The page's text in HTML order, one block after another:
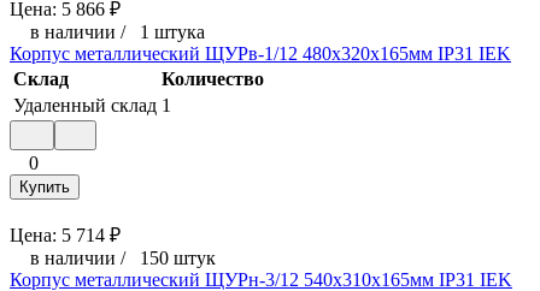
Цена: 5 866 ₽
в наличии / 1 штука
Корпус металлический ЩУРв-1/12 480х320х165мм IP31 IEK
Склад
Количество
Удаленный склад 1
0
Купить
Цена: 5 714 ₽
в наличии / 150 штук
Корпус металлический ЩУРн-3/12 540х310х165мм IP31 IEK